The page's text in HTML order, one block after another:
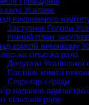
село Усатове
виконавчого
Заступник Голови
РІЧНИЙ ПЛАН
комісій виконкому
сільська рада
Депутати Усатівської
Постійні комісії
Секретар с/ради
надання
сільської ради